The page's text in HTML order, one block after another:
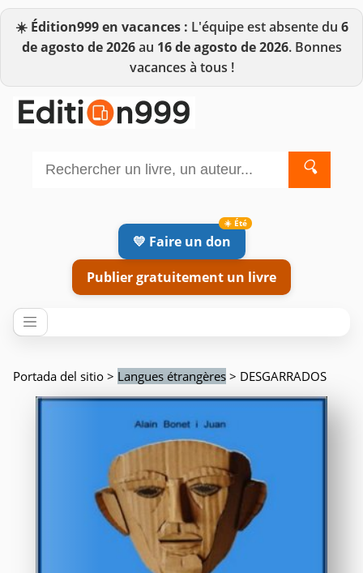
☀️ Édition999 en vacances : L'équipe est absente du 6
de agosto de 2026au 16 de agosto de 2026. Bonnes
vacances à tous !
🔍
💛 Faire un don
Publier gratuitement un livre
Portada del sitio > Langues étrangères > DESGARRADOS